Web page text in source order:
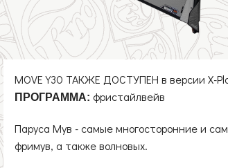
MOVE Y30 ТАКЖЕ ДОСТУПЕН в версии X-
ПРОГРАММА: фристайлвейв
Паруса Мув - самые многосторонние и
фримув, а также волновых.